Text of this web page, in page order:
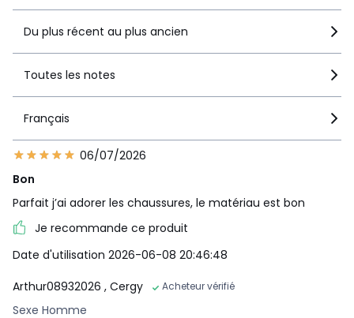
Du plus récent au plus ancien
Toutes les notes
Français
06/07/2026
Bon
Parfait j’ai adorer les chaussures, le matériau est bon
Je recommande ce produit
Date d'utilisation 2026-06-08 20:46:48
Arthur08932026 , Cergy Acheteur vérifié
Sexe Homme